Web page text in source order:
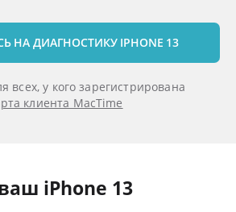
НА ДИАГНОСТИКУ IPHONE 13
всех, у кого зарегистрирована
клиента MacTime
iPhone 13